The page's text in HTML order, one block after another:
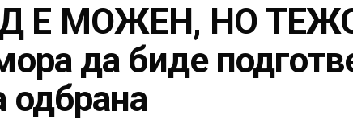
Е МОЖЕН, НО
да биде
одбранa